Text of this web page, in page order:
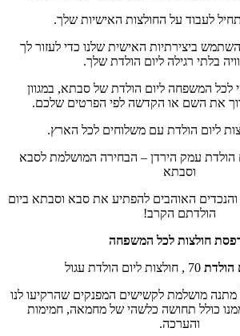
לעבוד על החולצות האישיות שלך.
ביצירתיות האישית שלנו כדי לעזור לך
בלתי רגילה ליום הולדת שלך.
לכל המשפחה ליום הולדת של סבתא, במגוון
את השם או הקדשה לפי הפרטים שלכם.
ליום הולדת עם משלוחים לכל הארץ.
הולדת עמק הירדן – הבחירה המושלמת לסבא
וסבתא
והנכדים האוהבים להפתיע את סבא וסבתא ביום
הולדתם הקרב!
חולצות לכל המשפחה
הולדת 70 , חולצות ליום הולדת עגול
מושלמת לקשישים המפנקים שהרקיעו לנו
כולל תחושה כלשהי של מחמאה, חמימות
והערכה.